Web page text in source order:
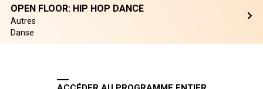
OPEN FLOOR: HIP HOP DANCE
Autres
Danse